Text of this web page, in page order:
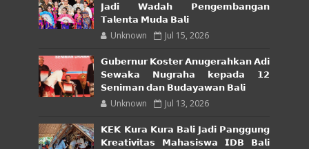
𝗝𝗮𝗱𝗶 𝗪𝗮𝗱𝗮𝗵 𝗣𝗲𝗻𝗴𝗲𝗺𝗯𝗮𝗻𝗴𝗮𝗻
𝗧𝗮𝗹𝗲𝗻𝘁𝗮 𝗠𝘂𝗱𝗮 𝗕𝗮𝗹𝗶
Unknown Jul 15, 2026
𝗚𝘂𝗯𝗲𝗿𝗻𝘂𝗿 𝗞𝗼𝘀𝘁𝗲𝗿 𝗔𝗻𝘂𝗴𝗲𝗿𝗮𝗵𝗸𝗮𝗻 𝗔𝗱𝗶
𝗦𝗲𝘄𝗮𝗸𝗮 𝗡𝘂𝗴𝗿𝗮𝗵𝗮 𝗸𝗲𝗽𝗮𝗱𝗮 𝟭𝟮
𝗦𝗲𝗻𝗶𝗺𝗮𝗻 𝗱𝗮𝗻 𝗕𝘂𝗱𝗮𝘆𝗮𝘄𝗮𝗻 𝗕𝗮𝗹𝗶
Unknown Jul 13, 2026
𝗞𝗘𝗞 𝗞𝘂𝗿𝗮 𝗞𝘂𝗿𝗮 𝗕𝗮𝗹𝗶 𝗝𝗮𝗱𝗶 𝗣𝗮𝗻𝗴𝗴𝘂𝗻𝗴
𝗞𝗿𝗲𝗮𝘁𝗶𝘃𝗶𝘁𝗮𝘀 𝗠𝗮𝗵𝗮𝘀𝗶𝘀𝘄𝗮 𝗜𝗗𝗕 𝗕𝗮𝗹𝗶